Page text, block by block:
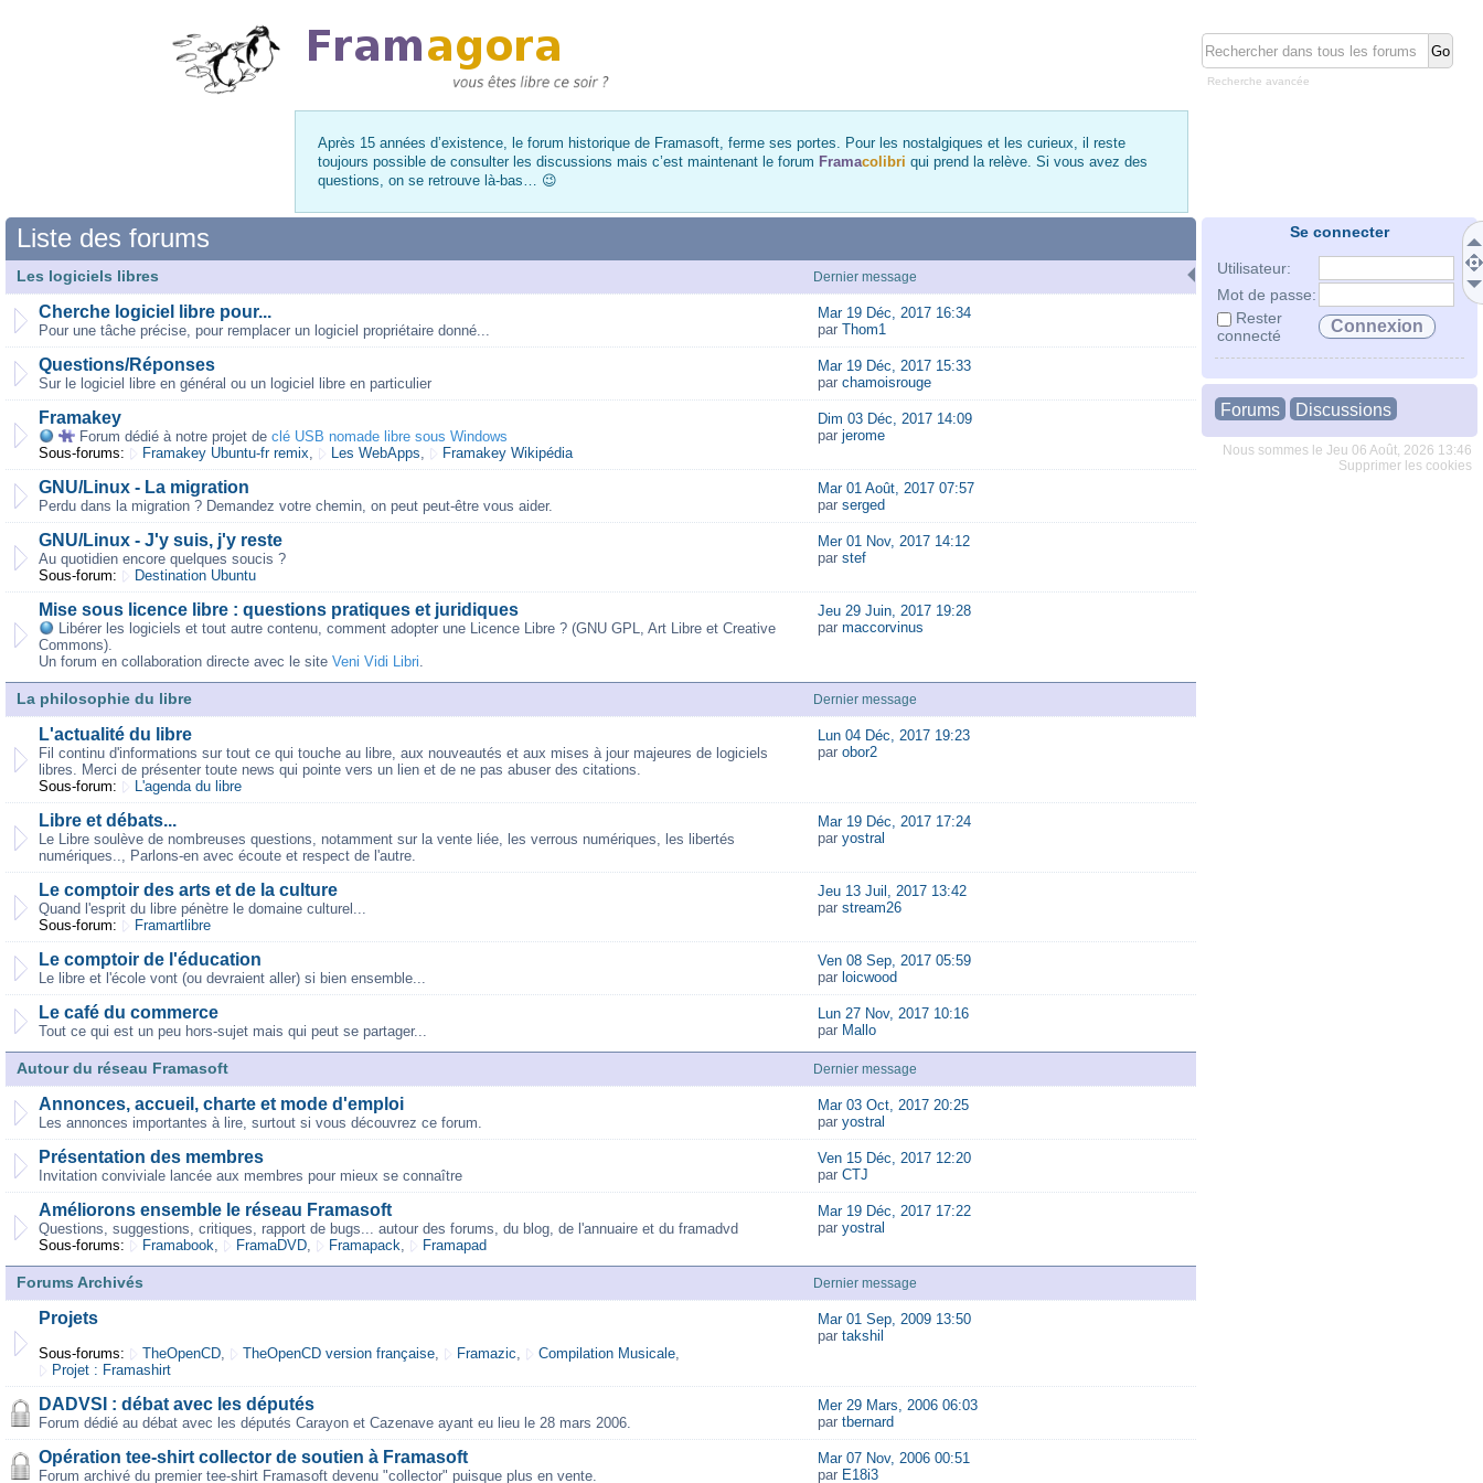
Recherche avancée
Après 15 années d’existence, le forum historique de Framasoft, ferme ses portes. Pour les nostalgiques et les curieux, il reste
toujours possible de consulter les discussions mais c’est maintenant le forum Framacolibri qui prend la relève. Si vous avez des
questions, on se retrouve là-bas… 😉
Se connecter
Utilisateur:
Mot de passe:
Rester
connecté
Forums Discussions
Nous sommes le Jeu 06 Août, 2026 13:46
Supprimer les cookies
Liste des forums
Les logiciels libres Dernier message
Cherche logiciel libre pour...
Pour une tâche précise, pour remplacer un logiciel propriétaire donné...
Mar 19 Déc, 2017 16:34
par Thom1
Questions/Réponses
Sur le logiciel libre en général ou un logiciel libre en particulier
Mar 19 Déc, 2017 15:33
par chamoisrouge
Framakey
Forum dédié à notre projet de clé USB nomade libre sous Windows
Sous-forums:
Framakey Ubuntu-fr remix, Les WebApps, Framakey Wikipédia
Dim 03 Déc, 2017 14:09
par jerome
GNU/Linux - La migration
Perdu dans la migration ? Demandez votre chemin, on peut peut-être vous aider.
Mar 01 Août, 2017 07:57
par serged
GNU/Linux - J'y suis, j'y reste
Au quotidien encore quelques soucis ?
Sous-forum:
Destination Ubuntu
Mer 01 Nov, 2017 14:12
par stef
Mise sous licence libre : questions pratiques et juridiques
Libérer les logiciels et tout autre contenu, comment adopter une Licence Libre ? (GNU GPL, Art Libre et Creative
Commons).
Un forum en collaboration directe avec le site Veni Vidi Libri.
Jeu 29 Juin, 2017 19:28
par maccorvinus
La philosophie du libre Dernier message
L'actualité du libre
Fil continu d'informations sur tout ce qui touche au libre, aux nouveautés et aux mises à jour majeures de logiciels
libres. Merci de présenter toute news qui pointe vers un lien et de ne pas abuser des citations.
Sous-forum:
L'agenda du libre
Lun 04 Déc, 2017 19:23
par obor2
Libre et débats...
Le Libre soulève de nombreuses questions, notamment sur la vente liée, les verrous numériques, les libertés
numériques.., Parlons-en avec écoute et respect de l'autre.
Mar 19 Déc, 2017 17:24
par yostral
Le comptoir des arts et de la culture
Quand l'esprit du libre pénètre le domaine culturel...
Sous-forum:
Framartlibre
Jeu 13 Juil, 2017 13:42
par stream26
Le comptoir de l'éducation
Le libre et l'école vont (ou devraient aller) si bien ensemble...
Ven 08 Sep, 2017 05:59
par loicwood
Le café du commerce
Tout ce qui est un peu hors-sujet mais qui peut se partager...
Lun 27 Nov, 2017 10:16
par Mallo
Autour du réseau Framasoft Dernier message
Annonces, accueil, charte et mode d'emploi
Les annonces importantes à lire, surtout si vous découvrez ce forum.
Mar 03 Oct, 2017 20:25
par yostral
Présentation des membres
Invitation conviviale lancée aux membres pour mieux se connaître
Ven 15 Déc, 2017 12:20
par CTJ
Améliorons ensemble le réseau Framasoft
Questions, suggestions, critiques, rapport de bugs... autour des forums, du blog, de l'annuaire et du framadvd
Sous-forums:
Framabook, FramaDVD, Framapack, Framapad
Mar 19 Déc, 2017 17:22
par yostral
Forums Archivés Dernier message
Projets
Sous-forums: TheOpenCD, TheOpenCD version française, Framazic, Compilation Musicale,
Projet : Framashirt
Mar 01 Sep, 2009 13:50
par takshil
DADVSI : débat avec les députés
Forum dédié au débat avec les députés Carayon et Cazenave ayant eu lieu le 28 mars 2006.
Mer 29 Mars, 2006 06:03
par tbernard
Opération tee-shirt collector de soutien à Framasoft
Forum archivé du premier tee-shirt Framasoft devenu "collector" puisque plus en vente.
Mar 07 Nov, 2006 00:51
par E18i3